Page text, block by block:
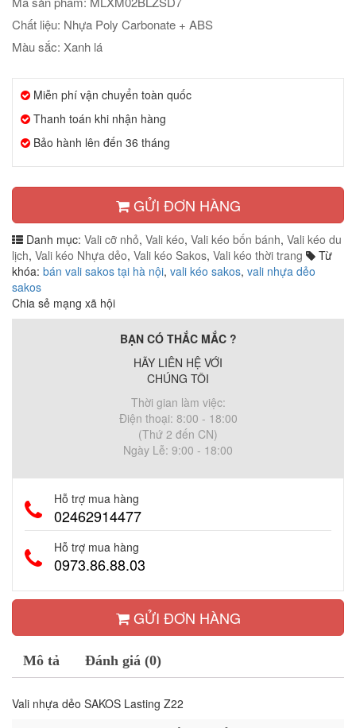
Chất liệu: Nhựa Poly Carbonate + ABS
Màu sắc: Xanh lá
Miễn phí vận chuyển toàn quốc
Thanh toán khi nhận hàng
Bảo hành lên đến 36 tháng
GỬI ĐƠN HÀNG
Danh mục: Vali cỡ nhỏ, Vali kéo, Vali kéo bốn bánh, Vali kéo du
lịch, Vali kéo Nhựa dẻo, Vali kéo Sakos, Vali kéo thời trang
Từ
khóa: bán vali sakos tại hà nội, vali kéo sakos, vali nhựa dẻo
sakos
Chia sẻ mạng xã hội
BẠN CÓ THẮC MẮC ?
HÃY LIÊN HỆ VỚI
CHÚNG TÔI
Thời gian làm việc:
Điện thoại: 8:00 - 18:00
(Thứ 2 đến CN)
Ngày Lễ: 9:00 - 18:00
Hỗ trợ mua hàng
02462914477
Hỗ trợ mua hàng
0973.86.88.03
GỬI ĐƠN HÀNG
Mô tả Đánh giá (0)
Vali nhựa dẻo SAKOS Lasting Z22